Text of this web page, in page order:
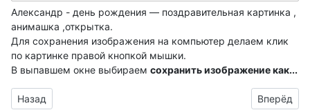
Божена- ДР
Александр - день рождения — поздравительная картинка ,
анимашка ,открытка.
Для сохранения изображения на компьютер делаем клик
по картинке правой кнопкой мышки.
В выпавшем окне выбираем сохранить изображение как...
Предыдущий материал: прикольные гифки с
Назад Вперёд